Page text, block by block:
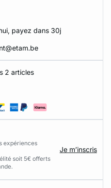
payez dans 30j
2 articles
expériences
soit 5€ offerts
Je m’inscris